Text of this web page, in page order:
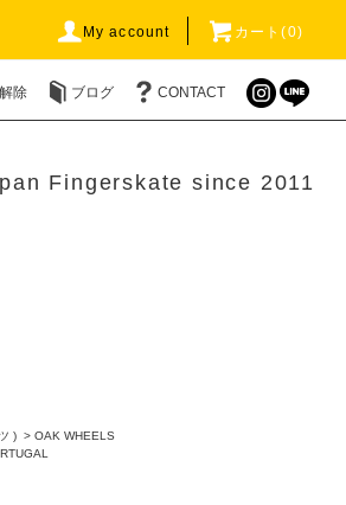
My account カート(0)
除 ブログ CONTACT
Fingerskate since 2011
) > OAK WHEELS